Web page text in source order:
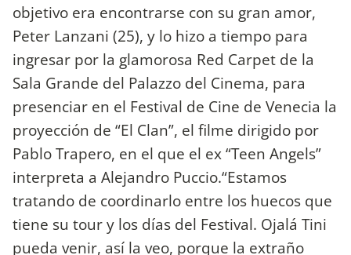
objetivo era encontrarse con su gran amor,
Peter Lanzani (25), y lo hizo a tiempo para
ingresar por la glamorosa Red Carpet de la
Sala Grande del Palazzo del Cinema, para
presenciar en el Festival de Cine de Venecia la
proyección de “El Clan”, el filme dirigido por
Pablo Trapero, en el que el ex “Teen Angels”
interpreta a Alejandro Puccio.“Estamos
tratando de coordinarlo entre los huecos que
tiene su tour y los días del Festival. Ojalá Tini
pueda venir, así la veo, porque la extraño